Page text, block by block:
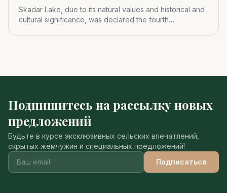
Skadar Lake, due to its natural values and historical and
cultural significance, was declared the fourth
Подпишитесь на рассылку новых
предложений
Будьте в курсе эксклюзивных сельских впечатлений,
скрытых жемчужин и специальных предложений!
Подписаться